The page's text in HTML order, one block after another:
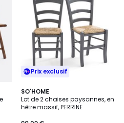
Prix exclusif
SO'HOME
Lot de 2 chaises paysannes, en
hêtre massif, PERRINE
4,4
/ 5
5
Couleurs